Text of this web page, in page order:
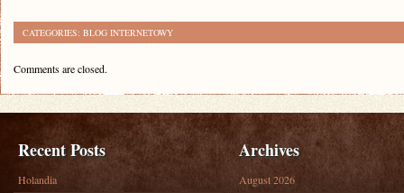
CATEGORIES: BLOG INTERNETOWY
Comments are closed.
Recent Posts
Holandia
Archives
August 2026